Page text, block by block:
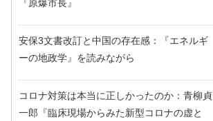
『原爆市長』
安保3文書改訂と中国の存在感：『エネルギ
ーの地政学』を読みながら
コロナ対策は本当に正しかったのか：青柳貞
一郎『臨床現場からみた新型コロナの虚と